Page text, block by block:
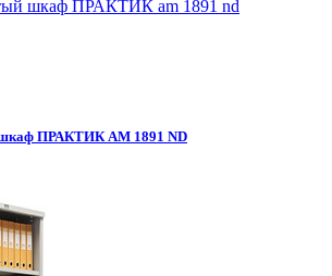
ПРАКТИК AM 1891 ND